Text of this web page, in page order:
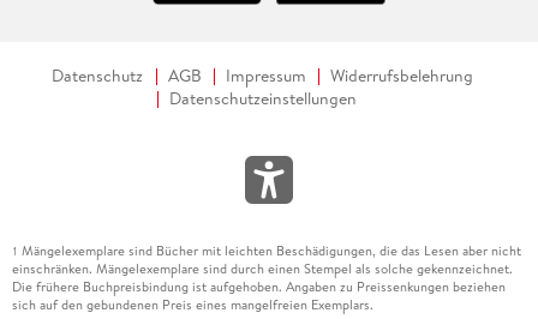
Datenschutz AGB Impressum
Widerrufsbelehrung
Datenschutzeinstellungen
1 Mängelexemplare sind Bücher mit leichten Beschädigungen, die das Lesen aber nicht
einschränken. Mängelexemplare sind durch einen Stempel als solche gekennzeichnet.
Die frühere Buchpreisbindung ist aufgehoben. Angaben zu Preissenkungen beziehen
sich auf den gebundenen Preis eines mangelfreien Exemplars.